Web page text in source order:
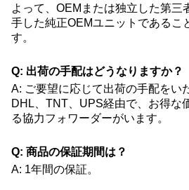
よって、OEMまたは独立した第三
手した純正OEMユニットであるこ
す。
Q: 出荷の手配はどうなりますか？
A: ご要望に応じて出荷の手配をい
DHL、TNT、UPS経由で、お得な
る協力フォワーダーがいます。
Q: 商品の保証期間は？
A: 1年間の保証。